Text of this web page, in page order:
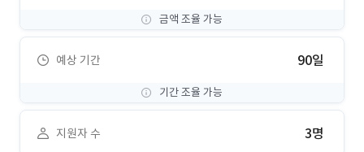
금액 조율 가능
예상 기간 90일
기간 조율 가능
지원자 수 3명